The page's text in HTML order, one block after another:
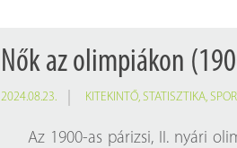
Nők az olimpiákon
2024.08.23. KITEKINTŐ,STATISZTIKA,
Az 1900-as párizsi, II. nyári